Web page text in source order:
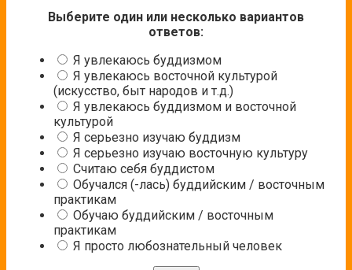
Выберите один или несколько вариантов
ответов:
Я увлекаюсь буддизмом
Я увлекаюсь восточной культурой
(искусство, быт народов и т.д.)
Я увлекаюсь буддизмом и восточной
культурой
Я серьезно изучаю буддизм
Я серьезно изучаю восточную культуру
Считаю себя буддистом
Обучался (-лась) буддийским / восточным
практикам
Обучаю буддийским / восточным
практикам
Я просто любознательный человек